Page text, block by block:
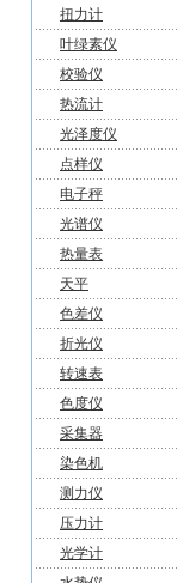
扭力计
叶绿素仪
校验仪
热流计
光泽度仪
点样仪
电子秤
光谱仪
热量表
天平
色差仪
折光仪
转速表
色度仪
采集器
染色机
测力仪
压力计
光学计